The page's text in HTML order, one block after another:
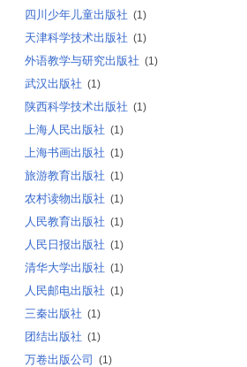
四川少年儿童出版社 (1)
天津科学技术出版社 (1)
外语教学与研究出版社 (1)
武汉出版社 (1)
陕西科学技术出版社 (1)
上海人民出版社 (1)
上海书画出版社 (1)
旅游教育出版社 (1)
农村读物出版社 (1)
人民教育出版社 (1)
人民日报出版社 (1)
清华大学出版社 (1)
人民邮电出版社 (1)
三秦出版社 (1)
团结出版社 (1)
万卷出版公司 (1)